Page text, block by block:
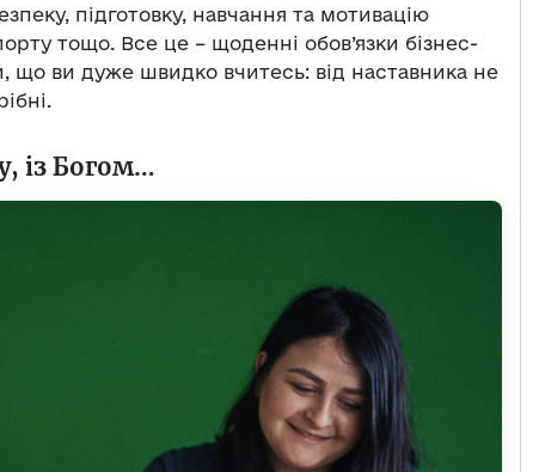
підготовку, навчання та мотивацію
тощо. Все це – щоденні обов’язки бізнес-
що ви дуже швидко вчитесь: від наставника не
із Богом…